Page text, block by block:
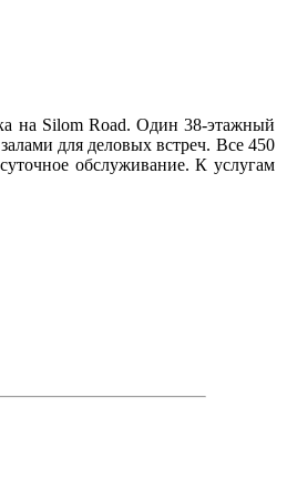
на Silom Road. Один 38-этажный
для деловых встреч. Все 450
обслуживание. К услугам